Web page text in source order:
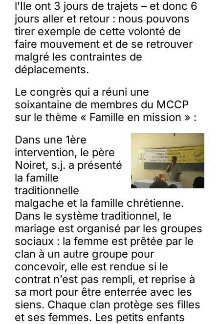
l’Ile ont 3 jours de trajets – et donc 6
jours aller et retour : nous pouvons
tirer exemple de cette volonté de
faire mouvement et de se retrouver
malgré les contraintes de
déplacements.
Le congrès qui a réuni une
soixantaine de membres du MCCP
sur le thème « Famille en mission » :
Dans une 1ère
intervention, le père
Noiret, s.j. a présenté
la famille
traditionnelle
malgache et la famille chrétienne.
Dans le système traditionnel, le
mariage est organisé par les groupes
sociaux : la femme est prêtée par le
clan à un autre groupe pour
concevoir, elle est rendue si le
contrat n’est pas rempli, et reprise à
sa mort pour être enterrée avec les
siens. Chaque clan protège ses filles
et ses femmes. Les petits enfants